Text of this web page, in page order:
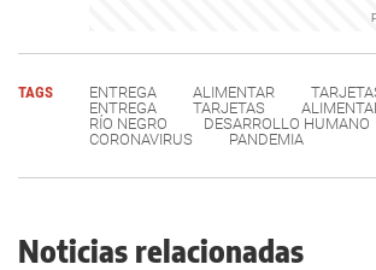
TAGS ENTREGA ALIMENTAR
ENTREGA
TARJETAS
RÍO NEGRO
DESARROLLO HUMANO
CORONAVIRUS
PANDEMIA
Noticias relacionadas